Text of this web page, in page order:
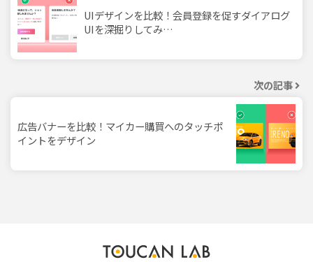
UIデザインを比較！会員登録を促すダイアログ
UIを深掘りしてみ…
次の記事
広告バナーを比較！マイカー購買へのタッチポ
イントをデザイン